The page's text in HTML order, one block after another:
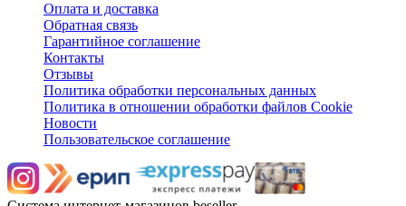
Оплата и доставка
Обратная связь
Гарантийное соглашение
Контакты
Отзывы
Политика обработки персональных данных
Политика в отношении обработки файлов Cookie
Новости
Пользовательское соглашение